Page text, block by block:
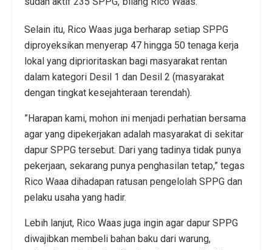
Selain itu, Rico Waas juga berharap setiap SPPG
diproyeksikan menyerap 47 hingga 50 tenaga kerja
lokal yang diprioritaskan bagi masyarakat rentan
dalam kategori Desil 1 dan Desil 2 (masyarakat
dengan tingkat kesejahteraan terendah).
​”Harapan kami, mohon ini menjadi perhatian bersama
agar yang dipekerjakan adalah masyarakat di sekitar
dapur SPPG tersebut. Dari yang tadinya tidak punya
pekerjaan, sekarang punya penghasilan tetap,” tegas
Rico Waaa dihadapan ratusan pengelolah SPPG dan
pelaku usaha yang hadir.
Lebih lanjut, Rico Waas juga ingin agar dapur SPPG
diwajibkan membeli bahan baku dari warung,